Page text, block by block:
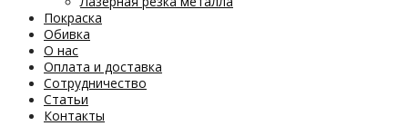
Покраска
Обивка
О нас
Оплата и доставка
Сотрудничество
Статьи
Контакты